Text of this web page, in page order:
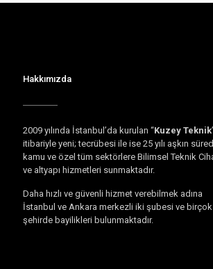
Hakkımızda
2009 yılında İstanbul’da kurulan “Kuzey Teknik
itibariyle yeni; tecrübesi ile ise 25 yılı aşkın
kamu ve özel tüm sektörlere Bilimsel Teknik
ve altyapı hizmetleri sunmaktadır.
Daha hızlı ve güvenli hizmet verebilmek adına
İstanbul ve Ankara merkezli iki şubesi ve birçok
şehirde bayilikleri bulunmaktadır.